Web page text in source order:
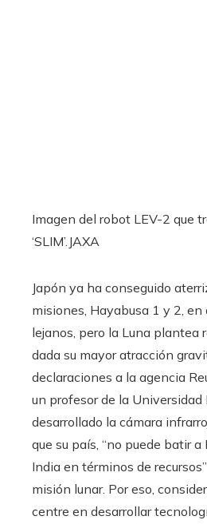
Imagen del robot LEV-2 que
‘SLIM’. JAXA
Japón ya ha conseguido
misiones, Hayabusa 1 y 2, en
lejanos, pero la Luna plantea
dada su mayor atracción
declaraciones a la agencia
un profesor de la Universidad
desarrollado la cámara
que su país, “no puede batir a
India en términos de
misión lunar. Por eso,
centre en desarrollar